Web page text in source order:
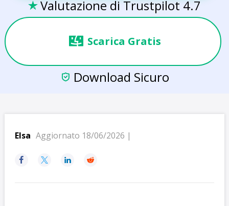
 Valutazione di Trustpilot 4.7
Scarica Gratis
 Download Sicuro
Elsa Aggiornato 18/06/2026 |
   